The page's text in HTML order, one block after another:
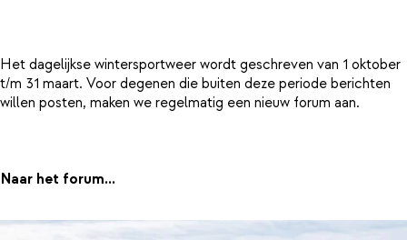
Het dagelijkse wintersportweer wordt geschreven van 1 oktober
t/m 31 maart. Voor degenen die buiten deze periode berichten
willen posten, maken we regelmatig een nieuw forum aan.
Naar het forum...